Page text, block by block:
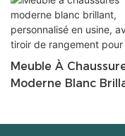
Meuble À
Moderne Blanc